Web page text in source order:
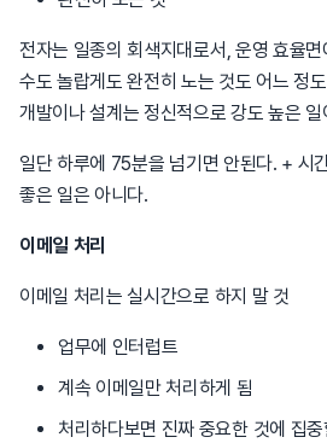
전자는 일종의 회색지대로서, 운영 효율
수도 놀랍게도 완전히 노는 것도 어느 정
개발이나 설계는 정신적으로 강도 높은 일
일단 하루에 75분을 넘기면 안된다. + 시
좋은 일은 아니다.
이메일 처리
이메일 처리는 실시간으로 하지 말 것
업무에 인터럽트
계속 이메일만 처리하게 됨
처리하다보면 진짜 중요한 것에 집